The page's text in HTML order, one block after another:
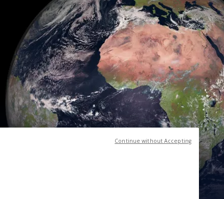
Chaser, la primera
Continue without Accepting